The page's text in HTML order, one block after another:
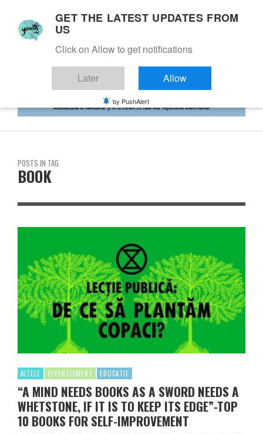
POSTS IN TAG
BOOK
ALTELE DIVERTISMENT EDUCATIE
“A MIND NEEDS BOOKS AS A SWORD NEEDS A
WHETSTONE, IF IT IS TO KEEP ITS EDGE”-TOP
10 BOOKS FOR SELF-IMPROVEMENT
GET THE LATEST UPDATES FROM
US
Click on Allow to get notifications
Later Allow
by PushAlert